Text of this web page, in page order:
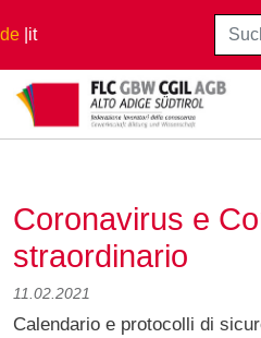
de it Suche
Startseite Coronavirus E
Coronavirus e
straordinario
11.02.2021
Calendario e protocolli di